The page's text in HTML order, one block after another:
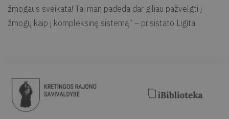
žmogaus sveikata! Tai man padeda dar giliau pažvelgti į
žmogų kaip į kompleksinę sistemą“ – prisistato Ligita.